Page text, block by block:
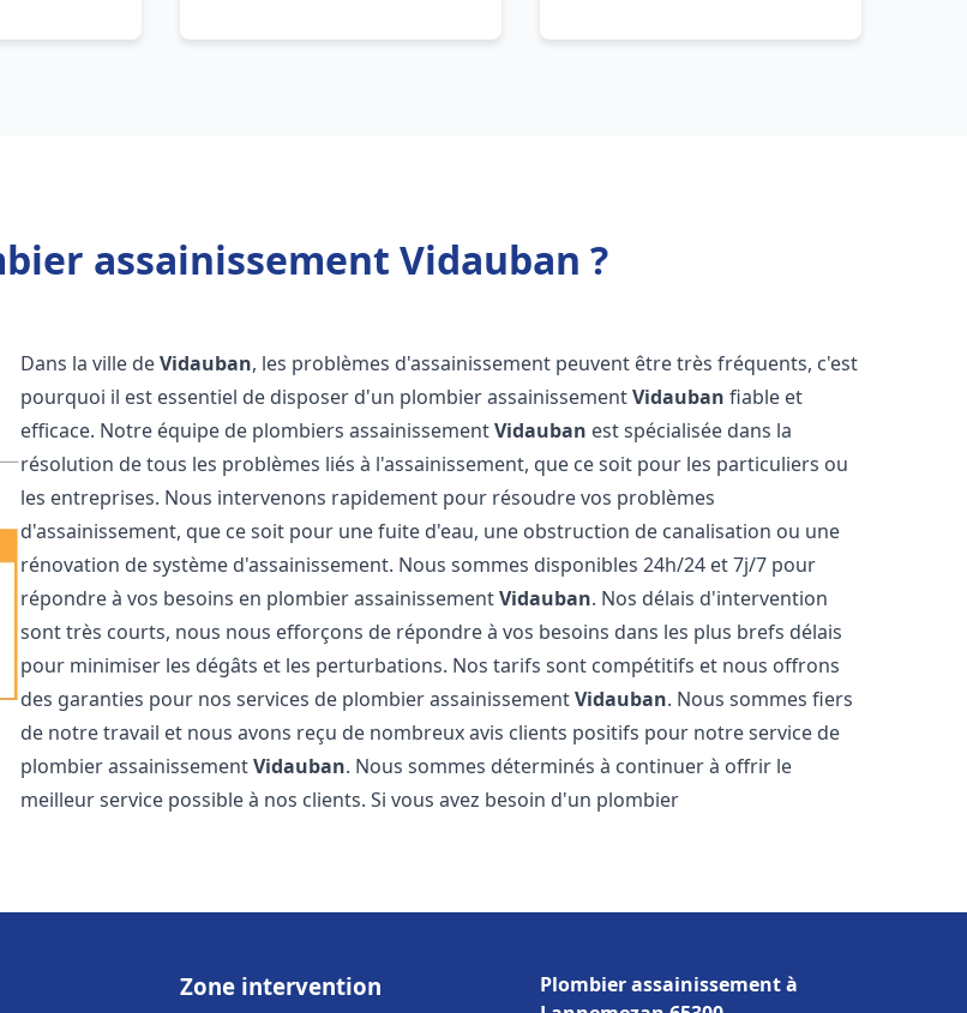
assainissement Vidauban ?
Dans la ville deVidauban, les problèmes d'assainissement peuvent être très fréquents, c'est
pourquoi il est essentiel de disposer d'un plombier assainissementVidauban fiable et
efficace. Notre équipe de plombiers assainissementVidauban est spécialisée dans la
résolution de tous les problèmes liés à l'assainissement, que ce soit pour les particuliers ou
les entreprises. Nous intervenons rapidement pour résoudre vos problèmes
d'assainissement, que ce soit pour une fuite d'eau, une obstruction de canalisation ou une
rénovation de système d'assainissement. Nous sommes disponibles 24h/24 et 7j/7 pour
répondre à vos besoins en plombier assainissementVidauban. Nos délais d'intervention
sont très courts, nous nous efforçons de répondre à vos besoins dans les plus brefs délais
pour minimiser les dégâts et les perturbations. Nos tarifs sont compétitifs et nous offrons
des garanties pour nos services de plombier assainissementVidauban. Nous sommes fiers
de notre travail et nous avons reçu de nombreux avis clients positifs pour notre service de
plombier assainissementVidauban. Nous sommes déterminés à continuer à offrir le
meilleur service possible à nos clients. Si vous avez besoin d'un plombier
Zone intervention
Plombier assainissement à